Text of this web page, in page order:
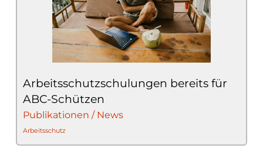
Arbeitsschutzschulungen bereits für
ABC-Schützen
Publikationen / News
Arbeitsschutz